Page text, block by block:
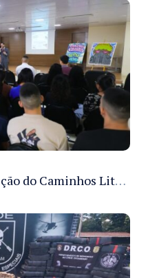
Sejusc participa da 5ª edição do Caminhos Literários com foco na cultura hip-hop nas unidades socioeducativas